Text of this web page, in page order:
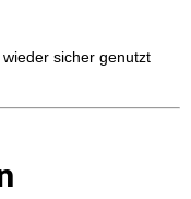
sicher genutzt